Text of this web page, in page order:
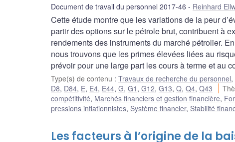
Document de travail du personnel 2017-46 Reinhard
Cette étude montre que les variations de la peur
partir des options sur le pétrole brut, contribuent à
rendements des instruments du marché pétrolier.
nous trouvons que les primes élevées liées au
prévoir pour une large part les cours à terme et au
Type(s) de contenu : Travaux de recherche du personnel,
D8, D84, E, E4, E44, G, G1 , G12, G13, Q, Q4, Q43
compétitivité, Marchés financiers et gestion financière,
pressions inflationnistes, Système financier, Stabilité
Les facteurs à l’origine de la